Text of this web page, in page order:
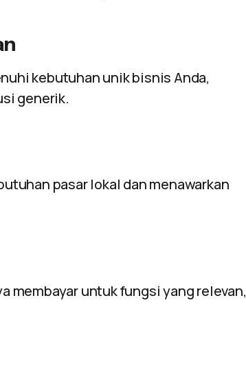
kebutuhan unik bisnis Anda,
generik.
pasar lokal dan menawarkan
membayar untuk fungsi yang relevan,